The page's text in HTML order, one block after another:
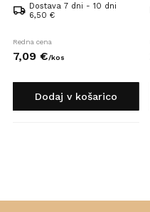
Dostava 7 dni - 10 dni
6,50 €
Redna cena
7,09 €/kos
Dodaj v košarico